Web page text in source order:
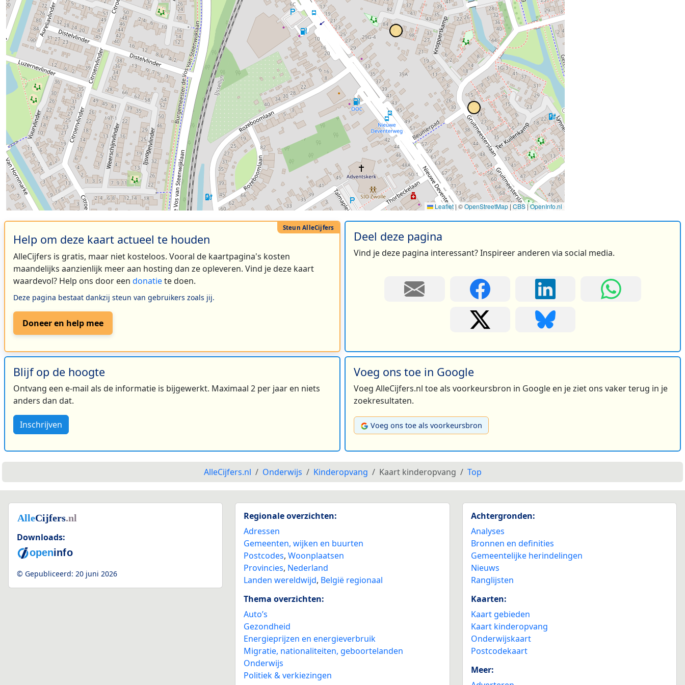
2
Leaflet | ©OpenStreetMap | CBS|OpenInfo.nl
Help om deze kaart actueel te houden
AlleCijfers is gratis, maar niet kosteloos. Vooral de kaartpagina's kosten
maandelijks aanzienlijk meer aan hosting dan ze opleveren. Vind je deze kaart
waardevol? Help ons door een donatiete doen.
Deze pagina bestaat dankzij steun van gebruikers zoals jij.
Doneer en help mee
Deel deze pagina
Vind je deze pagina interessant? Inspireer anderen via social media.
Blijf op de hoogte
Ontvang een e-mail als de informatie is bijgewerkt. Maximaal 2 per jaar en niets
anders dan dat.
Inschrijven
Voeg ons toe in Google
Voeg AlleCijfers.nl toe als voorkeursbron in Google en je ziet ons vaker terug in je
zoekresultaten.
Voeg ons toe als voorkeursbron
AlleCijfers.nl Onderwijs Kinderopvang Kaart kinderopvang Top
Downloads:
© Gepubliceerd: 20 juni 2026
Regionale overzichten:
Adressen
Gemeenten, wijken en buurten
Postcodes,Woonplaatsen
Provincies, Nederland
Landen wereldwijd, België regionaal
Thema overzichten:
Auto’s
Gezondheid
Energieprijzen en energieverbruik
Migratie, nationaliteiten, geboortelanden
Onderwijs
Politiek & verkiezingen
Achtergronden:
Analyses
Bronnen en definities
Gemeentelijke herindelingen
Nieuws
Ranglijsten
Kaarten:
Kaart gebieden
Kaart kinderopvang
Onderwijskaart
Postcodekaart
Meer: